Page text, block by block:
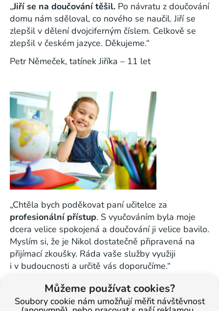
Můžeme používat cookies?
Soubory cookie nám umožňují měřit návštěvnost
„Jiří se na doučování těšil. Po návratu z doučování
domu nám sděloval, co nového se naučil. Jiří se
zlepšil v dělení dvojciferným číslem. Celkově se
zlepšil v českém jazyce. Děkujeme.“
Petr Němeček, tatínek Jiříka – 11 let
„Chtěla bych poděkovat paní učitelce za
profesionální přístup. S vyučováním byla moje
dcera velice spokojená a doučování ji velice bavilo.
Myslím si, že je Nikol dostatečně připravená na
přijímací zkoušky. Ráda vaše služby využiji
i v budoucnosti a určitě vás doporučíme.“
Hana Vondráková, maminka Nikol – 15 let